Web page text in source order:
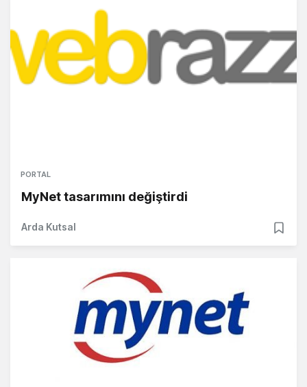
PORTAL
MyNet tasarımını değiştirdi
Arda Kutsal